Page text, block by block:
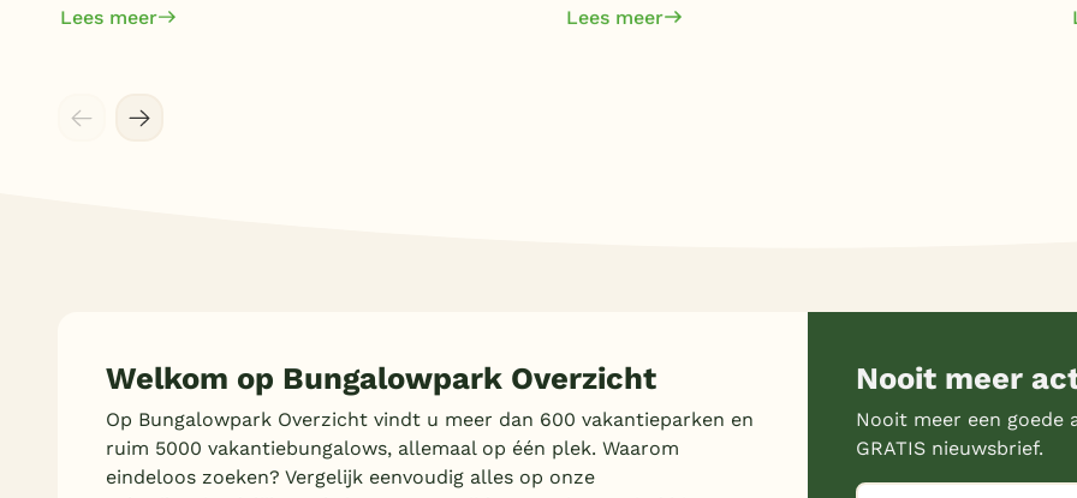
Lees meer
Lees meer
Welkom op Bungalowpark Overzicht
Op Bungalowpark Overzicht vindt u meer dan 600 vakantieparken en
ruim 5000 vakantiebungalows, allemaal op één plek. Waarom
eindeloos zoeken? Vergelijk eenvoudig alles op onze
Nooit meer
Nooit meer een goede
GRATIS nieuwsbrief.